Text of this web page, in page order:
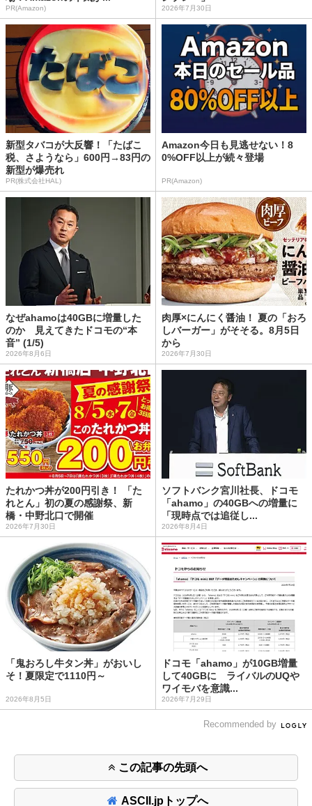
PR(Amazon) 2026年7月30日
新型タバコが大反響！「たばこ
税、さようなら」600円→83円の
新型が爆売れ
PR(株式会社HAL)
Amazon今日も見逃せない！8
0%OFF以上が続々登場
PR(Amazon)
なぜahamoは40GBに増量した
のか 見えてきたドコモの“本
音” (1/5)
2026年8月6日
肉厚×にんにく醤油！ 夏の「おろ
しバーガー」がそそる。8月5日
から
2026年7月30日
たれかつ丼が200円引き！ 「た
れとん」初の夏の感謝祭、新
橋・中野北口で開催
2026年7月30日
ソフトバンク宮川社長、ドコモ
「ahamo」の40GBへの増量に
「現時点では追従し...
2026年8月4日
「鬼おろし牛タン丼」がおいし
そ！夏限定で1110円～
2026年8月5日
ドコモ「ahamo」が10GB増量
して40GBに ライバルのUQや
ワイモバを意識...
2026年7月29日
Recommended by
この記事の先頭へ
ASCII.jpトップへ